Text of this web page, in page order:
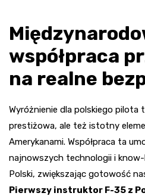
współpraca
na realne
Wyróżnienie dla polskiego pilota
prestiżowa, ale też istotny
Amerykanami. Współpraca ta
najnowszych technologii i
Polski, zwiększając gotowość
Pierwszy instruktor F-35 z